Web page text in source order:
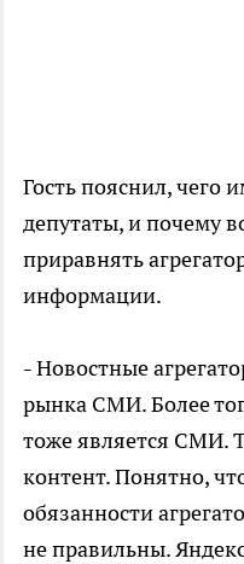
Гость пояснил, чего
депутаты, и почему
приравнять
информации.
- Новостные
рынка СМИ. Более
тоже является СМИ.
контент. Понятно,
обязанности
не правильны.